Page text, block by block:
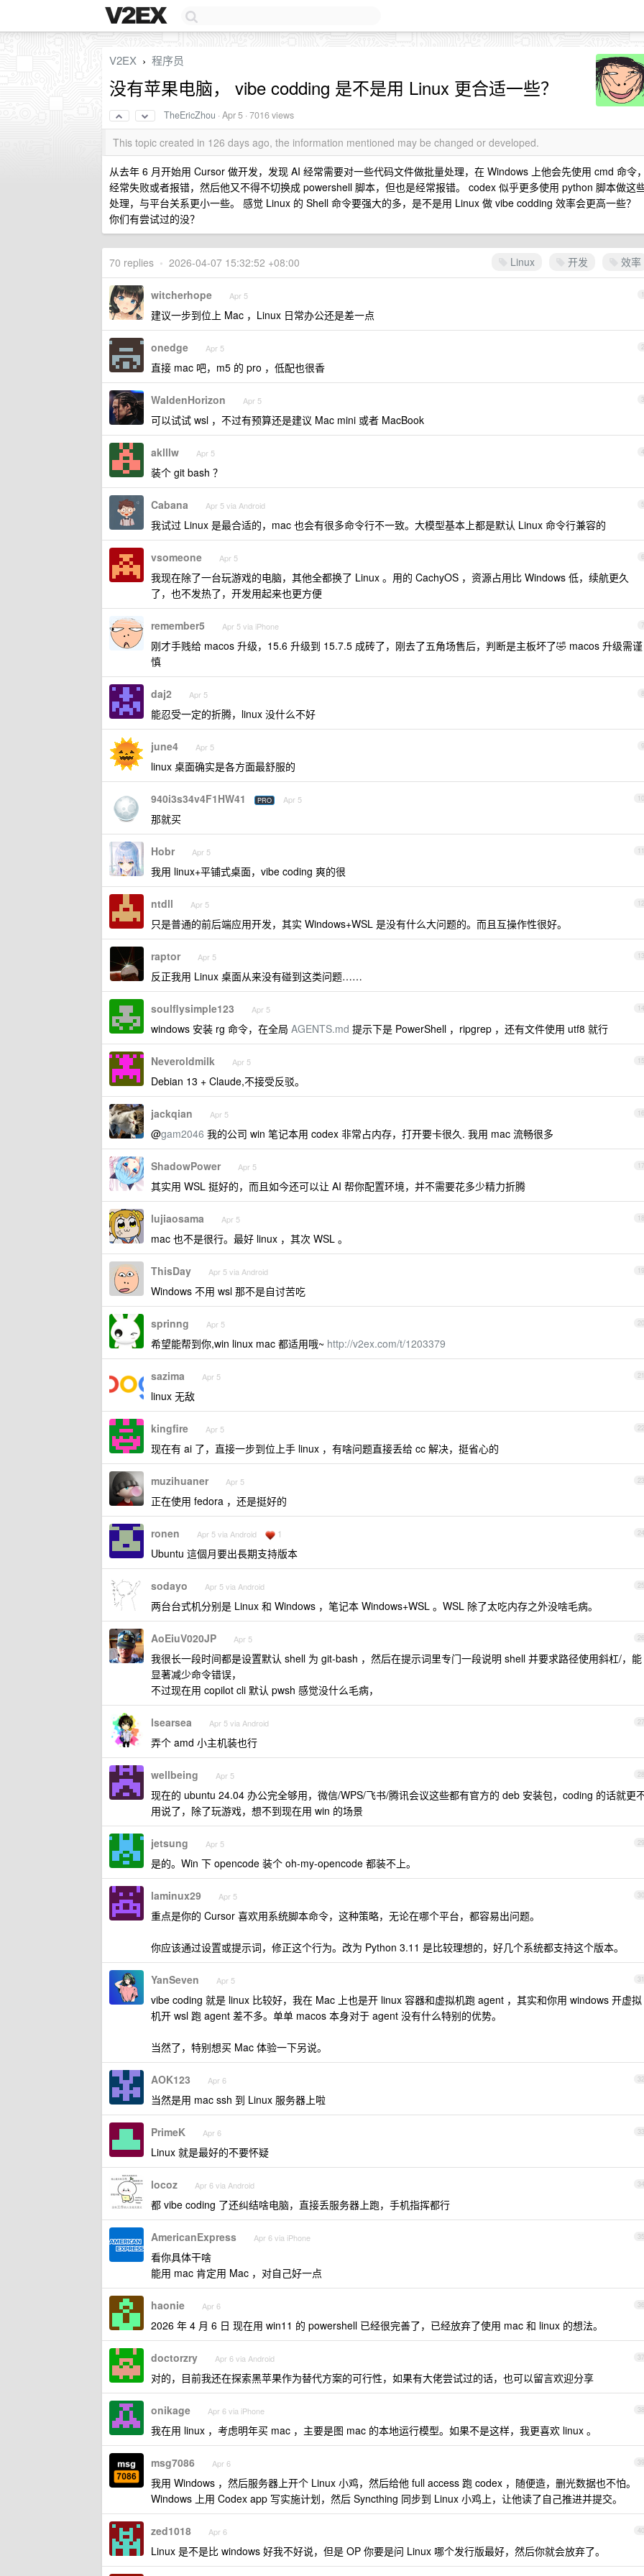
V2EX › 程序员
没有苹果电脑， vibe codding 是不是用 Linux 更合适一些？
TheEricZhou ·Apr 5 · 7016 views
This topic created in 126 days ago, the information mentioned may be changed or developed.
从去年 6 月开始用 Cursor 做开发，发现 AI 经常需要对一些代码文件做批量处理，在 Windows 上他会先使用 cmd 命令，
经常失败或者报错，然后他又不得不切换成 powershell 脚本，但也是经常报错。 codex 似乎更多使用 python 脚本做这
处理，与平台关系更小一些。 感觉 Linux 的 Shell 命令要强大的多，是不是用 Linux 做 vibe codding 效率会更高一些？
你们有尝试过的没？
Linux 开发 效率
70 replies • 2026-04-07 15:32:52 +08:00
1
witcherhope Apr 5
建议一步到位上 Mac ，Linux 日常办公还是差一点
2
onedge Apr 5
直接 mac 吧，m5 的 pro ，低配也很香
3
WaldenHorizon Apr 5
可以试试 wsl ，不过有预算还是建议 Mac mini 或者 MacBook
4
aklllw Apr 5
装个 git bash ？
5
Cabana Apr 5 via Android
我试过 Linux 是最合适的，mac 也会有很多命令行不一致。大模型基本上都是默认 Linux 命令行兼容的
6
vsomeone Apr 5
我现在除了一台玩游戏的电脑，其他全都换了 Linux 。用的 CachyOS ，资源占用比 Windows 低，续航更久
了，也不发热了，开发用起来也更方便
7
remember5 Apr 5 via iPhone
刚才手贱给 macos 升级，15.6 升级到 15.7.5 成砖了，刚去了五角场售后，判断是主板坏了🤣 macos 升级需谨
慎
8
daj2 Apr 5
能忍受一定的折腾，linux 没什么不好
9
june4 Apr 5
linux 桌面确实是各方面最舒服的
10
940i3s34v4F1HW41 PRO Apr 5
那就买
11
Hobr Apr 5
我用 linux+平铺式桌面，vibe coding 爽的很
12
ntdll Apr 5
只是普通的前后端应用开发，其实 Windows+WSL 是没有什么大问题的。而且互操作性很好。
13
raptor Apr 5
反正我用 Linux 桌面从来没有碰到这类问题……
14
soulflysimple123 Apr 5
windows 安装 rg 命令，在全局 AGENTS.md 提示下是 PowerShell ，ripgrep ，还有文件使用 utf8 就行
15
Neveroldmilk Apr 5
Debian 13 + Claude,不接受反驳。
16
jackqian Apr 5
@gam2046 我的公司 win 笔记本用 codex 非常占内存，打开要卡很久. 我用 mac 流畅很多
17
ShadowPower Apr 5
其实用 WSL 挺好的，而且如今还可以让 AI 帮你配置环境，并不需要花多少精力折腾
18
lujiaosama Apr 5
mac 也不是很行。最好 linux ，其次 WSL 。
19
ThisDay Apr 5 via Android
Windows 不用 wsl 那不是自讨苦吃
20
sprinng Apr 5
希望能帮到你,win linux mac 都适用哦~ http://v2ex.com/t/1203379
21
sazima Apr 5
linux 无敌
22
kingfire Apr 5
现在有 ai 了，直接一步到位上手 linux ，有啥问题直接丢给 cc 解决，挺省心的
23
muzihuaner Apr 5
正在使用 fedora ，还是挺好的
24
ronen Apr 5 via Android 1
Ubuntu 這個月要出長期支持版本
25
sodayo Apr 5 via Android
两台台式机分别是 Linux 和 Windows ，笔记本 Windows+WSL 。WSL 除了太吃内存之外没啥毛病。
26
AoEiuV020JP Apr 5
我很长一段时间都是设置默认 shell 为 git-bash ，然后在提示词里专门一段说明 shell 并要求路径使用斜杠/，能
显著减少命令错误，
不过现在用 copilot cli 默认 pwsh 感觉没什么毛病，
27
lsearsea Apr 5 via Android
弄个 amd 小主机装也行
28
wellbeing Apr 5
现在的 ubuntu 24.04 办公完全够用，微信/WPS/飞书/腾讯会议这些都有官方的 deb 安装包，coding 的话就更
用说了，除了玩游戏，想不到现在用 win 的场景
29
jetsung Apr 5
是的。Win 下 opencode 装个 oh-my-opencode 都装不上。
30
laminux29 Apr 5
重点是你的 Cursor 喜欢用系统脚本命令，这种策略，无论在哪个平台，都容易出问题。
你应该通过设置或提示词，修正这个行为。改为 Python 3.11 是比较理想的，好几个系统都支持这个版本。
31
YanSeven Apr 5
vibe coding 就是 linux 比较好，我在 Mac 上也是开 linux 容器和虚拟机跑 agent ，其实和你用 windows 开虚拟
机开 wsl 跑 agent 差不多。单单 macos 本身对于 agent 没有什么特别的优势。
当然了，特别想买 Mac 体验一下另说。
32
AOK123 Apr 6
当然是用 mac ssh 到 Linux 服务器上啦
33
PrimeK Apr 6
Linux 就是最好的不要怀疑
34
locoz Apr 6 via Android
都 vibe coding 了还纠结啥电脑，直接丢服务器上跑，手机指挥都行
35
AmericanExpress Apr 6 via iPhone
看你具体干啥
能用 mac 肯定用 Mac ，对自己好一点
36
haonie Apr 6
2026 年 4 月 6 日 现在用 win11 的 powershell 已经很完善了，已经放弃了使用 mac 和 linux 的想法。
37
doctorzry Apr 6 via Android
对的，目前我还在探索黑苹果作为替代方案的可行性，如果有大佬尝试过的话，也可以留言欢迎分享
38
onikage Apr 6 via iPhone
我在用 linux ，考虑明年买 mac ，主要是图 mac 的本地运行模型。如果不是这样，我更喜欢 linux 。
39
msg7086 Apr 6
我用 Windows ，然后服务器上开个 Linux 小鸡，然后给他 full access 跑 codex ，随便造，删光数据也不怕。
Windows 上用 Codex app 写实施计划，然后 Syncthing 同步到 Linux 小鸡上，让他读了自己推进并提交。
40
zed1018 Apr 6
Linux 是不是比 windows 好我不好说，但是 OP 你要是问 Linux 哪个发行版最好，然后你就会放弃了。